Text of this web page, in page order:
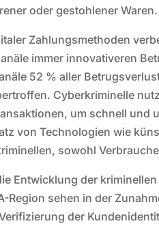
oder gestohlener Waren.
Zahlungsmethoden
immer innovativeren
52 % aller
Cyberkriminelle
um schnell und
von Technologien wie
sowohl
Entwicklung der
Region sehen in der
der